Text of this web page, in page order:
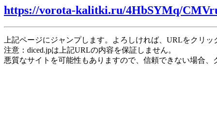
https://vorota-kalitki.ru/4HbSYMq/
上記ページにジャンプします。よろしければ、URLをクリ
注意：diced.jpは上記URLの内容を保証しません。
悪質なサイトを可能性もありますので、信頼できない場合、